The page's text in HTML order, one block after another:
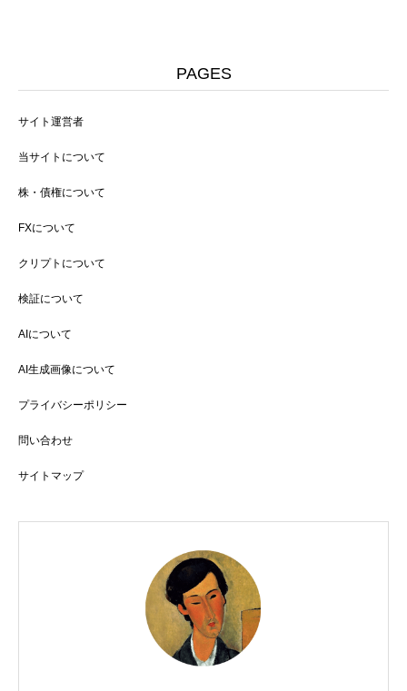
PAGES
サイト運営者
当サイトについて
株・債権について
FXについて
クリプトについて
検証について
AIについて
AI生成画像について
プライバシーポリシー
問い合わせ
サイトマップ